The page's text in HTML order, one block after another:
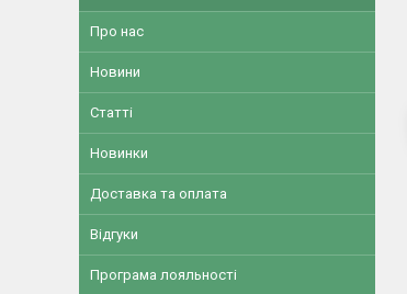
Про нас
Новини
Статті
Новинки
Доставка та оплата
Відгуки
Програма лояльності